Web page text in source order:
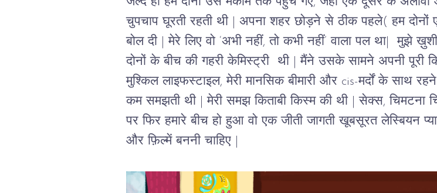
चुपचाप घूरती रहती थी | अपना शहर छोड़ने से ठीक पहले( हम
बोल दी
| मेरे लिए वो ‘अभी नहीं, तो कभी नहीं’ वाला पल था| मुझे
दोनों के बीच की गहरी केमिस्ट्री
थी | मैंने उसके सामने अपनी पूरी
मुश्किल लाइफस्टाइल, मेरी मानसिक बीमारी और cis-मर्दों के साथ
कम समझती थी | मेरी समझ किताबी किस्म की थी | सेक्स,
पर फिर हमारे बीच हो हुआ वो एक जीती जागती खूबसूरत लेस्बियन
और फ़िल्में बननी चाहिए |